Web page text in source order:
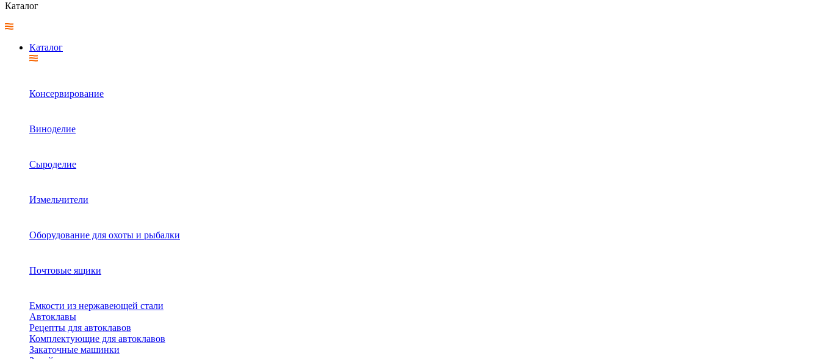
Каталог
Каталог
Консервирование
Виноделие
Сыроделие
Измельчители
Оборудование для охоты и рыбалки
Почтовые ящики
Емкости из нержавеющей стали
Автоклавы
Рецепты для автоклавов
Комплектующие для автоклавов
Закаточные машинки